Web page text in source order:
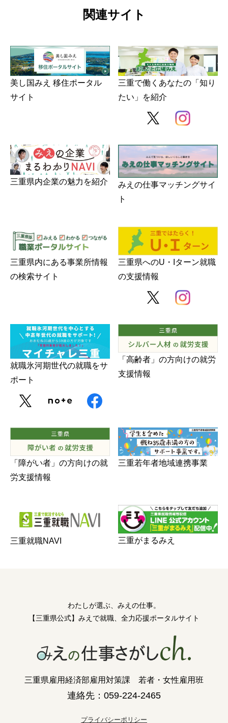
関連サイト
美し国みえ 移住ポータル
サイト
三重で働くあなたの「知り
たい」を紹介
三重県内企業の魅力を紹介
みえの仕事マッチングサイ
ト
三重県内にある事業所情報
の検索サイト
三重県へのU・Iターン就職
の支援情報
就職氷河期世代の就職をサ
ポート
「高齢者」の方向けの就労
支援情報
「障がい者」の方向けの就
労支援情報
三重若年者地域連携事業
三重就職NAVI 三重がまるみえ
わたしが選ぶ、みえの仕事。
【三重県公式】みえで就職、全力応援ポータルサイト
三重県雇用経済部雇用対策課 若者・女性雇用班
連絡先：059-224-2465
プライバシーポリシー